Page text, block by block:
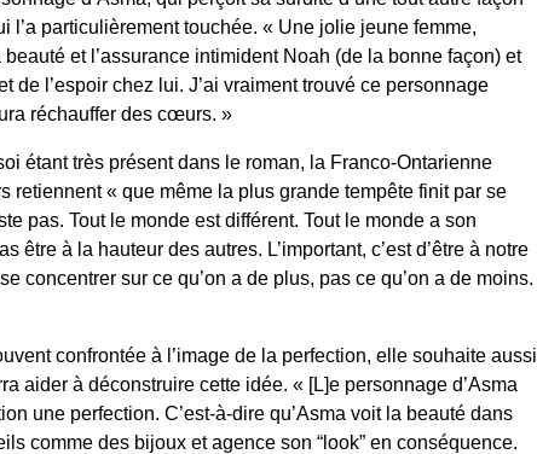
l’a particulièrement touchée. « Une jolie jeune femme,
et l’assurance intimident Noah (de la bonne façon) et
de l’espoir chez lui. J’ai vraiment trouvé ce personnage
réchauffer des cœurs. »
étant très présent dans le roman, la Franco-Ontarienne
retiennent « que même la plus grande tempête finit par se
pas. Tout le monde est différent. Tout le monde a son
être à la hauteur des autres. L’important, c’est d’être à notre
concentrer sur ce qu’on a de plus, pas ce qu’on a de moins.
confrontée à l’image de la perfection, elle souhaite aussi
aider à déconstruire cette idée. « [L]e personnage d’Asma
une perfection. C’est-à-dire qu’Asma voit la beauté dans
comme des bijoux et agence son “look” en conséquence.